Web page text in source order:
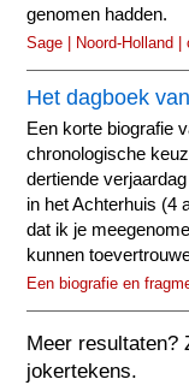
genomen hadden.
Sage | Noord-Holland |
Het dagboek
Een korte biografie
chronologische
dertiende
in het Achterhuis (4
dat ik je
kunnen
Een biografie en
Meer resultaten?
jokertekens.